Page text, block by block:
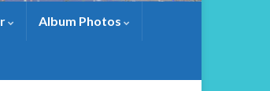
Album Photos